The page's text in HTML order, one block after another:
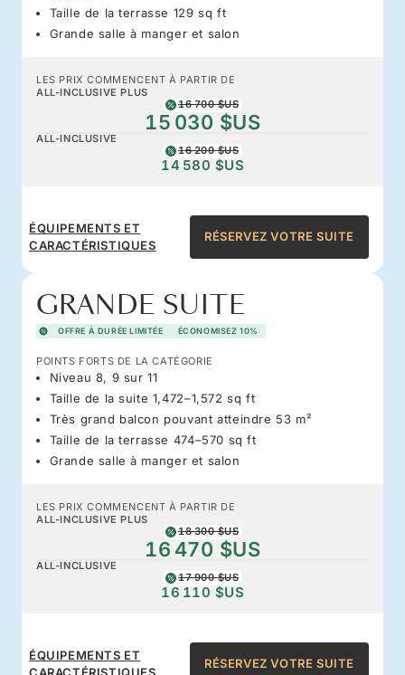
Taille de la terrasse 129 sq ft
Grande salle à manger et salon
LES PRIX COMMENCENT À PARTIR DE
ALL-INCLUSIVE PLUS
16 700 $US
15 030 $US
ALL-INCLUSIVE
16 200 $US
14 580 $US
ÉQUIPEMENTS ET
CARACTÉRISTIQUES
RÉSERVEZ VOTRE SUITE
GRANDE SUITE
OFFRE À DURÉE LIMITÉE ÉCONOMISEZ 10%
POINTS FORTS DE LA CATÉGORIE
Niveau 8, 9 sur 11
Taille de la suite 1,472–1,572 sq ft
Très grand balcon pouvant atteindre 53 m²
Taille de la terrasse 474–570 sq ft
Grande salle à manger et salon
LES PRIX COMMENCENT À PARTIR DE
ALL-INCLUSIVE PLUS
18 300 $US
16 470 $US
ALL-INCLUSIVE
17 900 $US
16 110 $US
ÉQUIPEMENTS ET
CARACTÉRISTIQUES
RÉSERVEZ VOTRE SUITE